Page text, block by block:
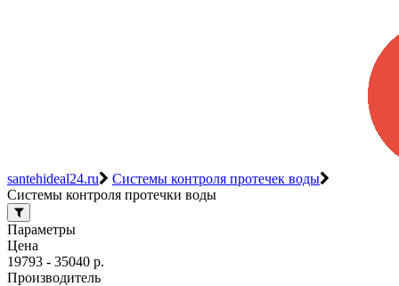
santehideal24.ru
Системы контроля протечек воды
Системы контроля протечки воды
Параметры
Цена
19793 - 35040 р.
Производитель